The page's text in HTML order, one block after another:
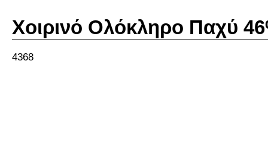
Χοιρινό Ολόκληρο Παχύ
4368